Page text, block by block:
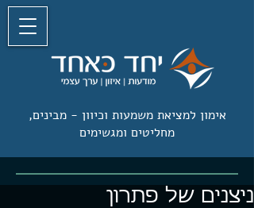
אימון למציאת משמעות וכיוון -מבינים,
מחליטים ומגשימים
ניצנים של פתרון